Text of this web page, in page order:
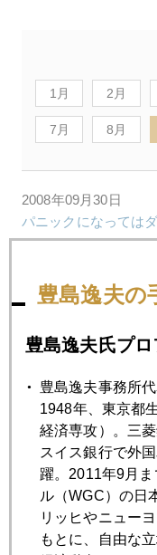
1月 2月
7月 8月
2008年09月30日
パニックになっては
2008年09月30日
京都発 ロンドン、
汚染米は冷凍庫に長期
2008年09月26日
"救世主"バフェット
2008年09月25日
豊島逸夫の
豊島逸夫氏プ
豊島逸夫事務所代
1948年、東京都
経済専攻）。三
スイス銀行で外
躍。2011年9月
ル（WGC）の日
リッヒやニュー
もとに、自由な